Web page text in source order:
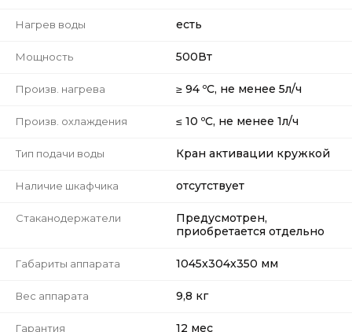
Нагрев воды есть
Мощность 500Вт
Произв. нагрева ≥ 94 ºС, не менее 5л/ч
Произв. охлаждения ≤ 10 ºС, не менее 1л/ч
Тип подачи воды Кран активации кружкой
Наличие шкафчика отсутствует
Стаканодержатели
Предусмотрен,
приобретается отдельно
Габариты аппарата 1045x304x350 мм
Вес аппарата 9,8 кг
Гарантия 12 мес